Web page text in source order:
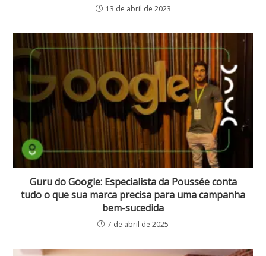
13 de abril de 2023
Guru do Google: Especialista da Poussée conta
tudo o que sua marca precisa para uma campanha
bem-sucedida
7 de abril de 2025